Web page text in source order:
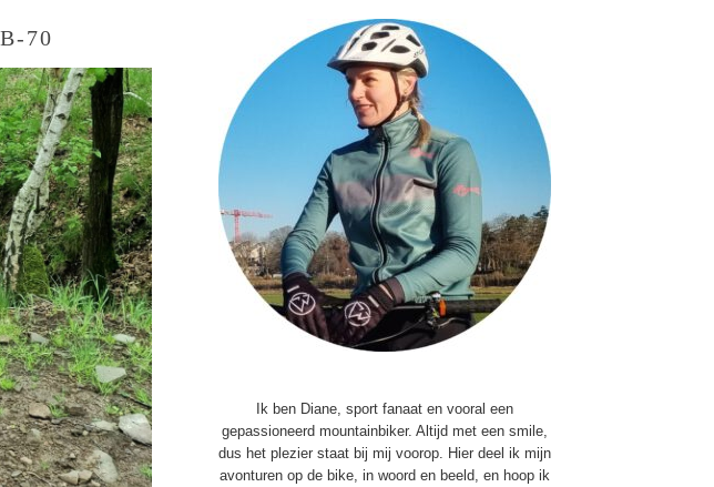
70
Ik ben Diane, sport fanaat en vooral een
gepassioneerd mountainbiker. Altijd met een smile,
dus het plezier staat bij mij voorop. Hier deel ik mijn
avonturen op de bike, in woord en beeld, en hoop ik